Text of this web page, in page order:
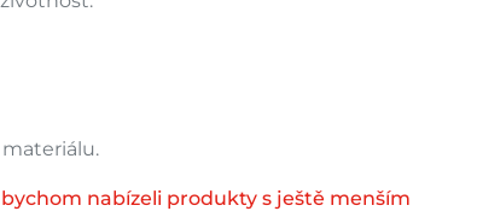
nabízeli produkty s ještě menším